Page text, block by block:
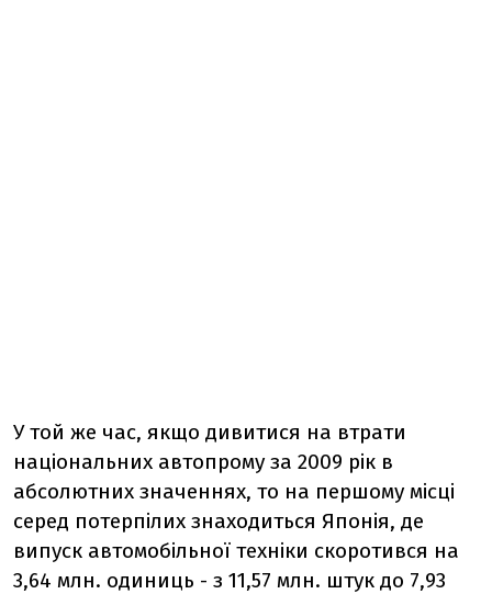
У той же час, якщо дивитися на втрати
національних автопрому за 2009 рік в
абсолютних значеннях, то на першому місці
серед потерпілих знаходиться Японія, де
випуск автомобільної техніки скоротився на
3,64 млн. одиниць - з 11,57 млн. штук до 7,93